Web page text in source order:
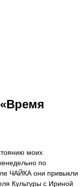
моих
по
ЧАЙКА они привыкли
Культуры с Ириной